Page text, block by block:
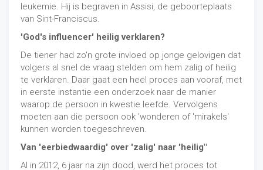
leukemie. Hij is begraven in Assisi, de geboorteplaats
van Sint-Franciscus.
'God's influencer' heilig verklaren?
De tiener had zo'n grote invloed op jonge gelovigen dat
volgers al snel de vraag stelden om hem zalig of heilig
te verklaren. Daar gaat een heel proces aan vooraf, met
in eerste instantie een onderzoek naar de manier
waarop de persoon in kwestie leefde. Vervolgens
moeten aan die persoon ook 'wonderen of 'mirakels'
kunnen worden toegeschreven.
Van 'eerbiedwaardig' over 'zalig' naar 'heilig"
Al in 2012, 6 jaar na zijn dood, werd het proces tot